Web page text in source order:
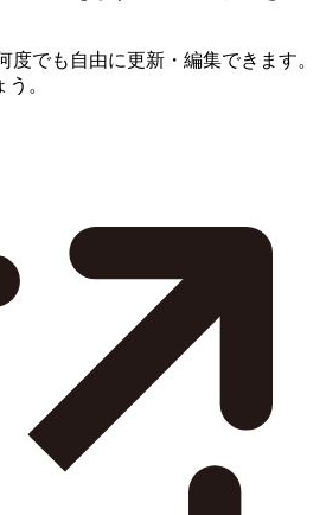
度でも自由に更新・編集できます。
。